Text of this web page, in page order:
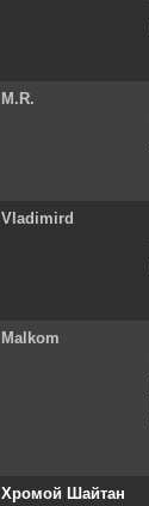
M.R.
Vladimird
Malkom
Хромой Шайтан